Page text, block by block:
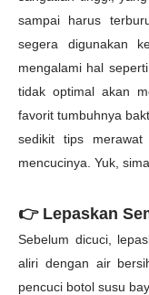
sampai harus
segera digunakan
mengalami hal
tidak optimal akan
favorit tumbuhnya
sedikit tips
mencucinya. Yuk,
👉 Lepaskan
Sebelum dicuci,
aliri dengan air
pencuci botol susu